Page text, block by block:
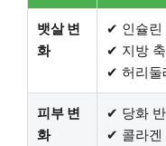
뱃살 변
화
✔ 인슐린
✔ 지방
✔ 허리둘
피부 변
화
✔ 당화
✔ 콜라겐